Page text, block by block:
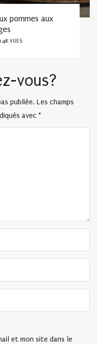
pommes aux
VUES
vous?
publiée. Les champs
avec *
et mon site dans le